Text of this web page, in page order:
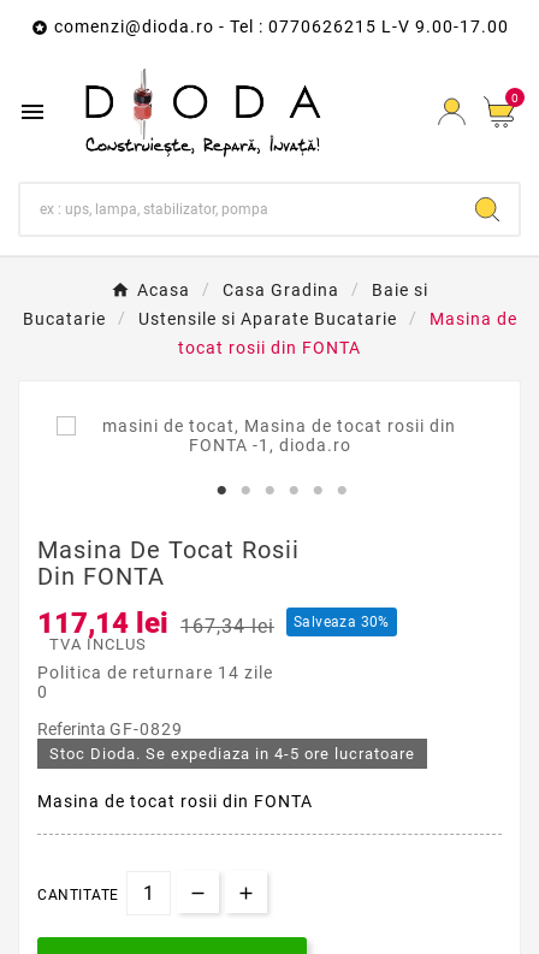
 comenzi@dioda.ro - Tel : 0770626215 L-V 9.00-17.00
 0
Acasa Casa Gradina
Baie si
Bucatarie
Ustensile si Aparate Bucatarie
Masina de
tocat rosii din FONTA
Masina De Tocat Rosii
Din FONTA
117,14 lei 167,34 lei Salveaza 30%
TVA INCLUS
Politica de returnare 14 zile
0
Referinta GF-0829
Stoc Dioda. Se expediaza in 4-5 ore lucratoare
Masina de tocat rosii din FONTA
CANTITATE